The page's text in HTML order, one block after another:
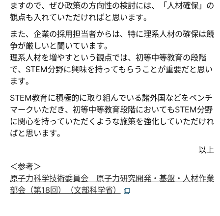
ますので、ぜひ政策の方向性の検討には、「人材確保」の
観点も入れていただければと思います。
また、企業の採用担当者からは、特に理系人材の確保は競
争が厳しいと聞いています。
理系人材を増やすという観点では、初等中等教育の段階
で、STEM分野に興味を持ってもらうことが重要だと思い
ます。
STEM教育に積極的に取り組んでいる諸外国などをベンチ
マークいただき、初等中等教育段階においてもSTEM分野
に関心を持っていただくような施策を強化していただけれ
ばと思います。
以上
＜参考＞
原子力科学技術委員会 原子力研究開発・基盤・人材作業
部会（第18回）（文部科学省）